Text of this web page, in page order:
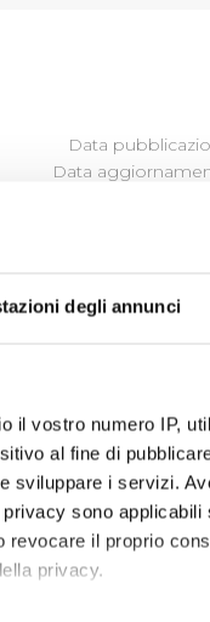
degli annunci
il vostro numero IP,
al fine di
sviluppare i servizi.
sono applicabili
il proprio
privacy.
Data
Data
IN